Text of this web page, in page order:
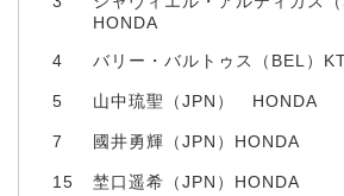
HONDA
4 バリー・バルトゥス（BEL）
5 山中琉聖（JPN） HONDA
7 國井勇輝（JPN）HONDA
15 埜口遥希（JPN）HONDA